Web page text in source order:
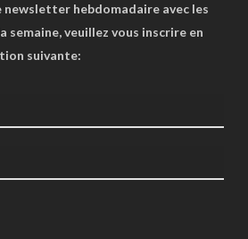
hebdomadaire avec les
semaine, veuillez vous inscrire en
suivante: